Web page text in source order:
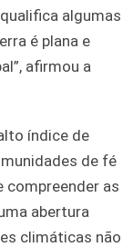
algumas
é plana e
afirmou a
índice de
de fé
as
abertura
climáticas não